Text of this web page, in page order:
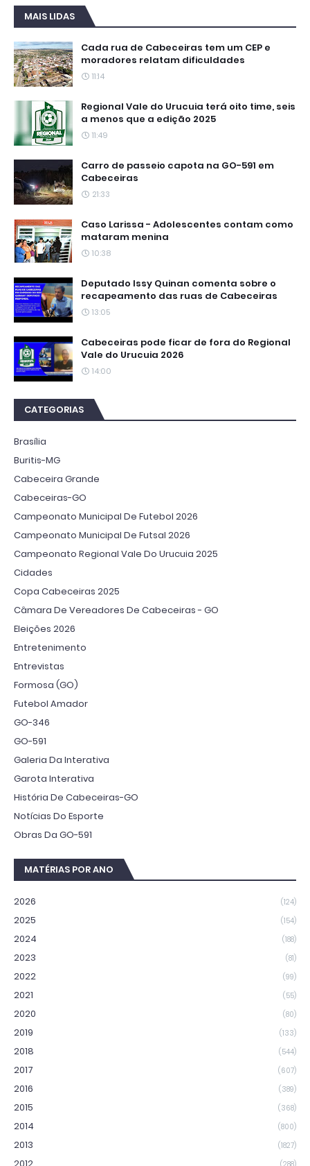
MAIS LIDAS
Cada rua de Cabeceiras tem um CEP e
moradores relatam dificuldades
11:14
Regional Vale do Urucuia terá oito time, seis
a menos que a edição 2025
11:49
Carro de passeio capota na GO-591 em
Cabeceiras
21:33
Caso Larissa - Adolescentes contam como
mataram menina
10:38
Deputado Issy Quinan comenta sobre o
recapeamento das ruas de Cabeceiras
13:05
Cabeceiras pode ficar de fora do Regional
Vale do Urucuia 2026
14:00
CATEGORIAS
Brasília
Buritis-MG
Cabeceira Grande
Cabeceiras-GO
Campeonato Municipal De Futebol 2026
Campeonato Municipal De Futsal 2026
Campeonato Regional Vale Do Urucuia 2025
Cidades
Copa Cabeceiras 2025
Câmara De Vereadores De Cabeceiras - GO
Eleições 2026
Entretenimento
Entrevistas
Formosa (GO)
Futebol Amador
GO-346
GO-591
Galeria Da Interativa
Garota Interativa
História De Cabeceiras-GO
Notícias Do Esporte
Obras Da GO-591
MATÉRIAS POR ANO
2026 (124)
2025 (154)
2024 (188)
2023 (81)
2022 (99)
2021 (55)
2020 (80)
2019 (133)
2018 (544)
2017 (607)
2016 (389)
2015 (368)
2014 (800)
2013 (1827)